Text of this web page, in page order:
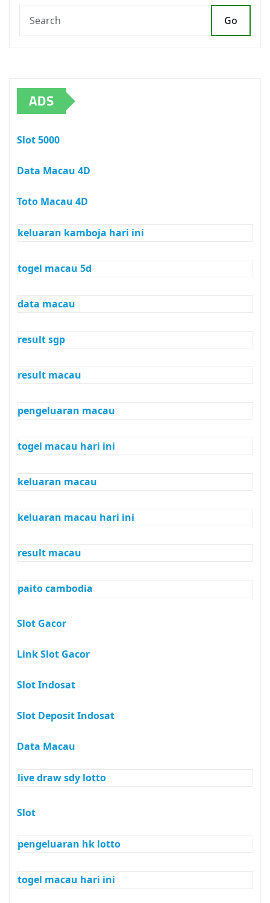
Go
ADS
Slot 5000
Data Macau 4D
Toto Macau 4D
keluaran kamboja hari ini
togel macau 5d
data macau
result sgp
result macau
pengeluaran macau
togel macau hari ini
keluaran macau
keluaran macau hari ini
result macau
paito cambodia
Slot Gacor
Link Slot Gacor
Slot Indosat
Slot Deposit Indosat
Data Macau
live draw sdy lotto
Slot
pengeluaran hk lotto
togel macau hari ini